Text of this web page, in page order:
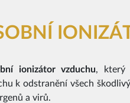
ionizátor vzduchu, který
k odstranění všech
a virů.